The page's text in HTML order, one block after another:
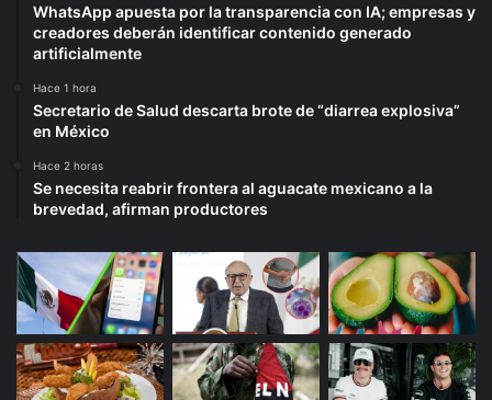
WhatsApp apuesta por la transparencia con IA; empresas y
creadores deberán identificar contenido generado
artificialmente
Hace 1 hora
Secretario de Salud descarta brote de “diarrea explosiva”
en México
Hace 2 horas
Se necesita reabrir frontera al aguacate mexicano a la
brevedad, afirman productores